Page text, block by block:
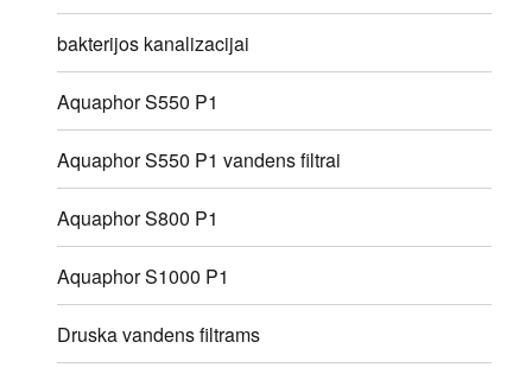
bakterijos kanalizacijai
Aquaphor S550 P1
Aquaphor S550 P1 vandens filtrai
Aquaphor S800 P1
Aquaphor S1000 P1
Druska vandens filtrams